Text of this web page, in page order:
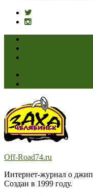
Off-Road74.ru
Интернет-журнал о
Создан в 1999 году.